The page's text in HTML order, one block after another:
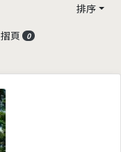
排序
摺頁 0